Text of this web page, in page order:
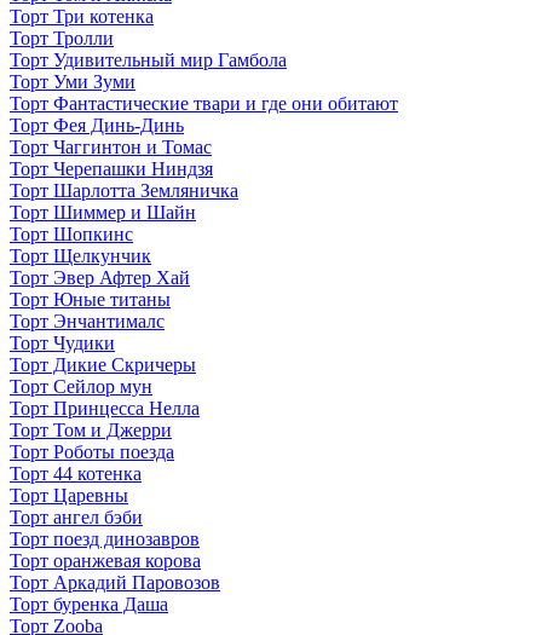
Торт Три котенка
Торт Тролли
Торт Удивительный мир Гамбола
Торт Уми Зуми
Торт Фантастические твари и где они обитают
Торт Фея Динь-Динь
Торт Чаггинтон и Томас
Торт Черепашки Ниндзя
Торт Шарлотта Земляничка
Торт Шиммер и Шайн
Торт Шопкинс
Торт Щелкунчик
Торт Эвер Афтер Хай
Торт Юные титаны
Торт Энчантималс
Торт Чудики
Торт Дикие Скричеры
Торт Сейлор мун
Торт Принцесса Нелла
Торт Том и Джерри
Торт Роботы поезда
Торт 44 котенка
Торт Царевны
Торт ангел бэби
Торт поезд динозавров
Торт оранжевая корова
Торт Аркадий Паровозов
Торт буренка Даша
Торт Zooba